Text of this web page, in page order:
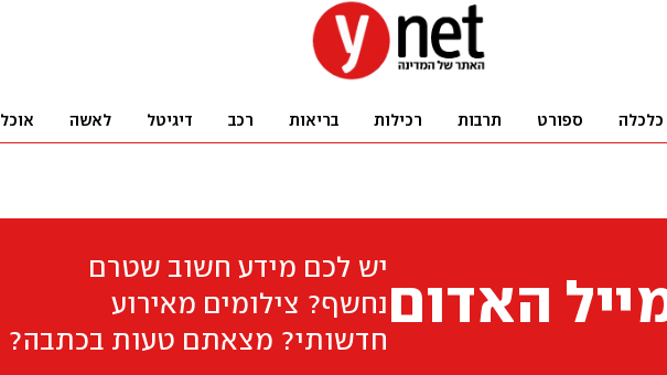
כלכלה ספורט תרבות רכילות בריאות רכב דיגיטל לאשה אוכל
האדום
יש לכם מידע חשוב שטרם
נחשף? צילומים מאירוע
חדשותי? מצאתם טעות בכתבה?